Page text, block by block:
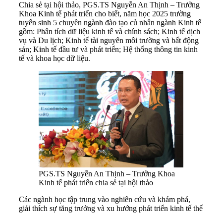
Chia sẻ tại hội thảo, PGS.TS Nguyễn An Thịnh – Trưởng
Khoa Kinh tế phát triển cho biết, năm học 2025 trường
tuyển sinh 5 chuyên ngành đào tạo củ nhân ngành Kinh tế
gồm: Phân tích dữ liệu kinh tế và chính sách; Kinh tế dịch
vụ và Du lịch; Kinh tế tài nguyên môi trường và bất động
sản; Kinh tế đầu tư và phát triển; Hệ thống thông tin kinh
tế và khoa học dữ liệu.
PGS.TS Nguyễn An Thịnh – Trưởng Khoa
Kinh tế phát triển chia sẻ tại hội thảo
Các ngành học tập trung vào nghiên cứu và khám phá,
giải thích sự tăng trưởng và xu hướng phát triển kinh tế thế